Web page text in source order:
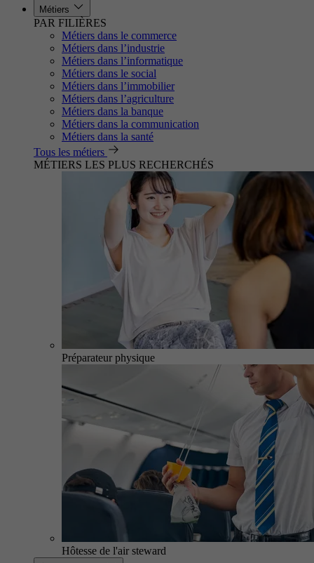
Métiers
PAR FILIÈRES
Métiers dans le commerce
Métiers dans l’industrie
Métiers dans l’informatique
Métiers dans le social
Métiers dans l’immobilier
Métiers dans l’agriculture
Métiers dans la banque
Métiers dans la communication
Métiers dans la santé
Tous les métiers
MÉTIERS LES PLUS RECHERCHÉS
Préparateur physique
Hôtesse de l'air steward